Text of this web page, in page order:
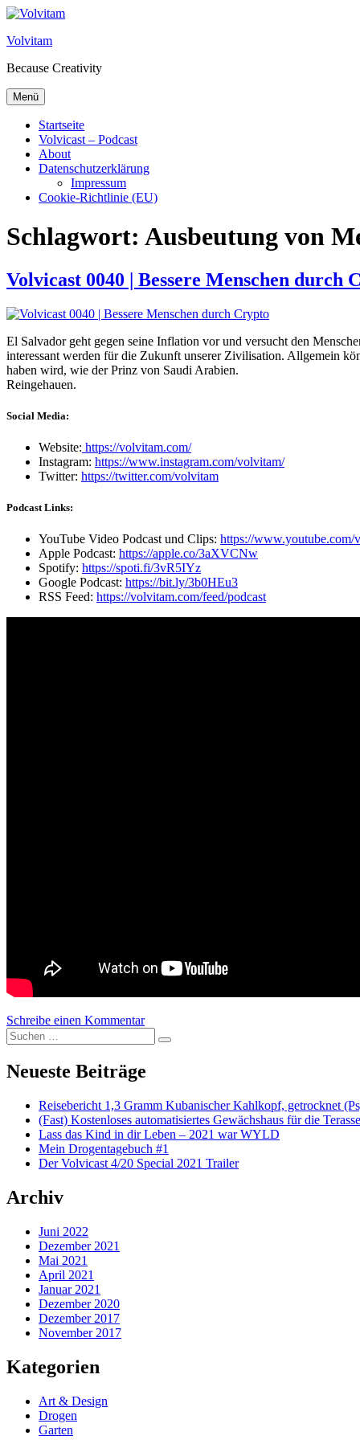
Zum Inhalt springen
Volvitam
Because Creativity
Menü
Startseite
Volvicast – Podcast
About
Datenschutzerklärung
Impressum
Cookie-Richtlinie (EU)
Schlagwort: Ausbeutung von
Volvicast 0040 | Bessere Menschen durch
El Salvador geht gegen seine Inflation vor und versucht den
interessant werden für die Zukunft unserer Zivilisation. Allgemein
haben wird, wie der Prinz von Saudi Arabien.
Reingehauen.
Social Media:
Website: https://volvitam.com/
Instagram: https://www.instagram.com/volvitam/
Twitter: https://twitter.com/volvitam
Podcast Links:
YouTube Video Podcast und Clips: https://www.youtube.com/
Apple Podcast: https://apple.co/3aXVCNw
Spotify: https://spoti.fi/3vR5IYz
Google Podcast: https://bit.ly/3b0HEu3
RSS Feed: https://volvitam.com/feed/podcast
Schreibe einen Kommentarzu Volvicast 0040 | Bessere Menschen
Suchen nach:
Suchen
Neueste Beiträge
Reisebericht 1,3 Gramm Kubanischer Kahlkopf, getrocknet
(Fast) Kostenloses automatisiertes Gewächshaus für die Terasse
Lass das Kind in dir Leben – 2021 war WYLD
Mein Drogentagebuch #1
Der Volvicast 4/20 Special 2021 Trailer
Archiv
Juni 2022
Dezember 2021
Mai 2021
April 2021
Januar 2021
Dezember 2020
Dezember 2017
November 2017
Kategorien
Art & Design
Drogen
Garten